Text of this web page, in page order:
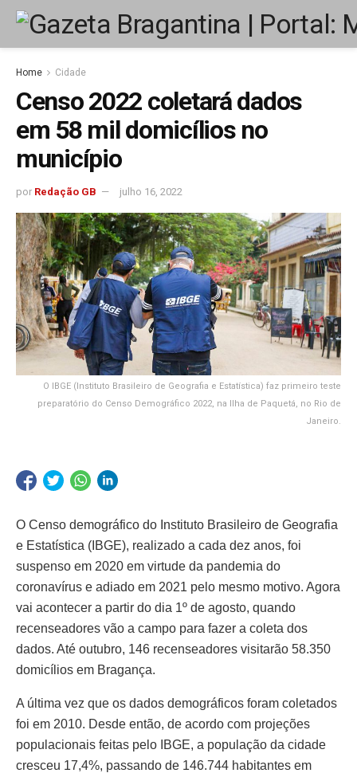
Home Cidade
Censo 2022 coletará dados
em 58 mil domicílios no
município
por Redação GB julho 16, 2022
O IBGE (Instituto Brasileiro de Geografia e Estatística) faz primeiro teste
preparatório do Censo Demográfico 2022, na Ilha de Paquetá, no Rio de
Janeiro.
O Censo demográfico do Instituto Brasileiro de Geografia
e Estatística (IBGE), realizado a cada dez anos, foi
suspenso em 2020 em virtude da pandemia do
coronavírus e adiado em 2021 pelo mesmo motivo. Agora
vai acontecer a partir do dia 1º de agosto, quando
recenseadores vão a campo para fazer a coleta dos
dados. Até outubro, 146 recenseadores visitarão 58.350
domicílios em Bragança.
A última vez que os dados demográficos foram coletados
foi em 2010. Desde então, de acordo com projeções
populacionais feitas pelo IBGE, a população da cidade
cresceu 17,4%, passando de 146.744 habitantes em